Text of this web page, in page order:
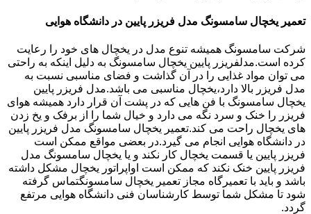
تعمیر یخچال سامسونگ مدل فریزر پایین در دانشگاه هوایی
شرکت سامسونگ همیشه تنوع مدل در یخچال های خود را رعایت
کرده است.مدلفریزر پایین یخچال سامسونگ به دلیل اینکه به راحتی
می توان مواد غذایی را در آن گذاشت و فضای مناسبی نسبت به
مدل فریزر بالا دارد،یخچال مناسبی می باشد.مدل فریزر پایین
یخچال سامسونگ با فن هایی که در پشت آن قرار دارد همیشه هوای
فریزر را خنک و سرد نگه می دارد و خیال شما را از برفک و یخ زدن
های یخچال راحت می کند.تعمیر یخچال سامسونگ مدل فریزر پایین
در دانشگاه هوایی انجام می گیرد.در بعضی مواقع ممکن است
فریزر پایین یا قسمت یخچال کار نکند و یا یخچال سامسونگ مدل
فریزر پایین خنک نکند که ممکن است اواپراتور یخچال مشکل داشته
باشد و باید با تعمیرگاه مجاز تعمیر یخچال سامسونگتماس گرفته
شود تا مشکل شما توسط کارشناسان فنی دانشگاه هوایی مرتفع
گردد.